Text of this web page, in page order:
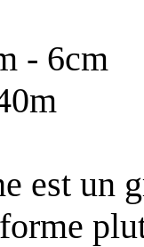
- 6cm
est un